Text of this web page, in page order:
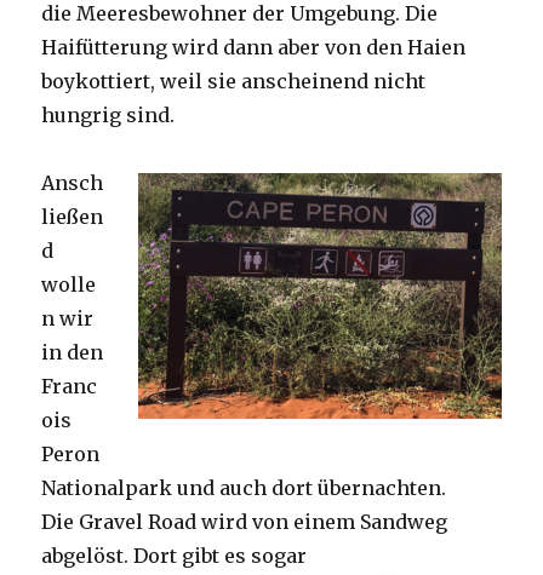
die Meeresbewohner der Umgebung. Die
Haifütterung wird dann aber von den Haien
boykottiert, weil sie anscheinend nicht
hungrig sind.
Ansch
ließen
d
wolle
n wir
in den
Franc
ois
Peron
Nationalpark und auch dort übernachten.
Die Gravel Road wird von einem Sandweg
abgelöst. Dort gibt es sogar